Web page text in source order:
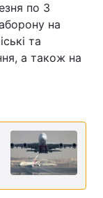
по 3
на
та
а також на